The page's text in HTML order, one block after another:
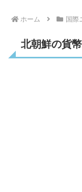
ホーム 国際
北朝鮮の貨